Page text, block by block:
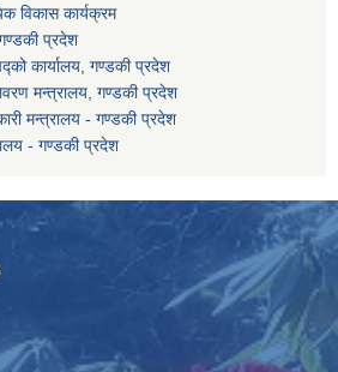
विकास कार्यक्रम
प्रदेश
कार्यालय, गण्डकी प्रदेश
मन्त्रालय, गण्डकी प्रदेश
मन्त्रालय - गण्डकी प्रदेश
- गण्डकी प्रदेश